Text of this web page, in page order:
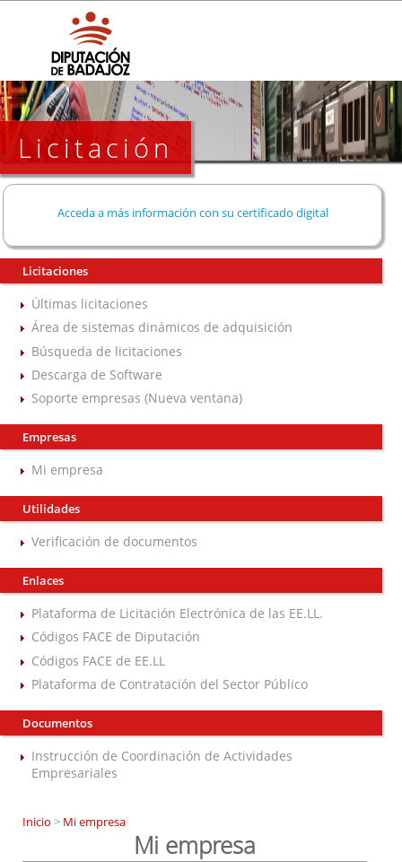
Licitación
Acceda a más información con su certificado digital
Licitaciones
Últimas licitaciones
Área de sistemas dinámicos de adquisición
Búsqueda de licitaciones
Descarga de Software
Soporte empresas (Nueva ventana)
Empresas
Mi empresa
Utilidades
Verificación de documentos
Enlaces
Plataforma de Licitación Electrónica de las EE.LL.
Códigos FACE de Diputación
Códigos FACE de EE.LL
Plataforma de Contratación del Sector Público
Documentos
Instrucción de Coordinación de Actividades
Empresariales
Inicio > Mi empresa
Mi empresa